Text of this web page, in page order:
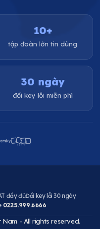
10+
tập đoàn lớn tin dùng
30 ngày
đổi key lỗi miễn phí
đầy đủĐổi key lỗi 30 ngày
0225.999.6666
- All rights reserved.